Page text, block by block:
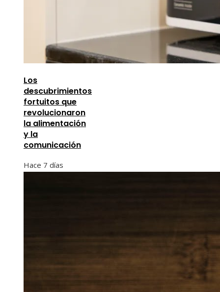
Los
descubrimientos
fortuitos que
revolucionaron
la alimentación
y la
comunicación
Hace 7 días